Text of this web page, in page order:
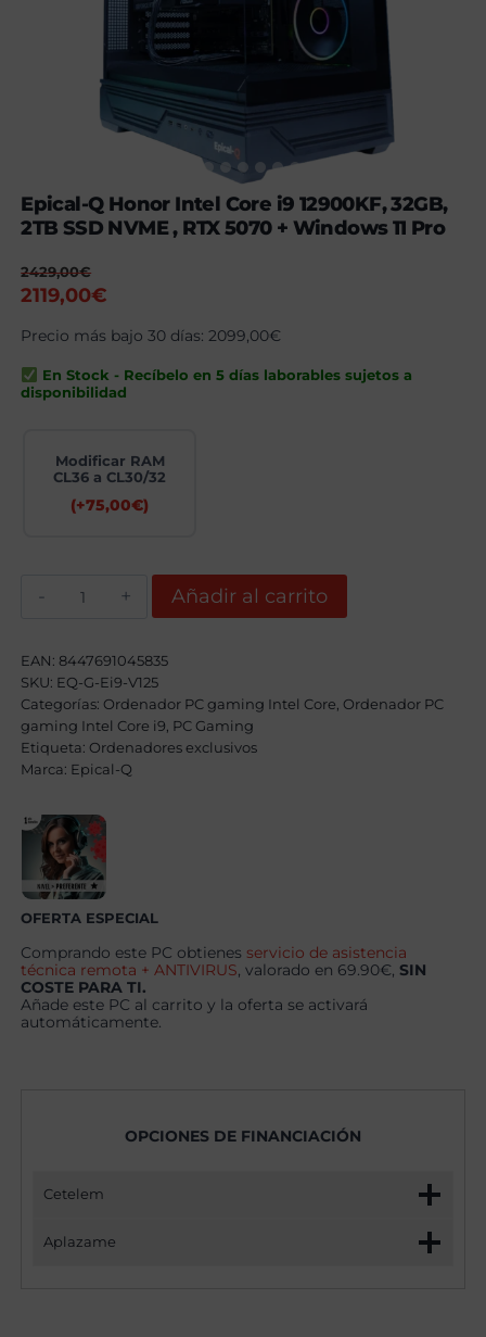
Epical-Q Honor Intel Core i9 12900KF, 32GB,
2TB SSD NVME , RTX 5070 + Windows 11 Pro
2429,00€
El
original
era:
2429,00€.
2119,00€
actual
es:
2119,00€.
Precio más bajo 30 días:2099,00€
En Stock - Recíbelo en 5 días laborables sujetos a
disponibilidad
Modificar RAM
CL36 a CL30/32
(+75,00€)
Core
i9
12900KF,
32GB,
2TB
SSD
NVME
,
+
Windows
11
Pro
cantidad
Añadir al carrito
EAN:8447691045835
SKU: EQ-G-Ei9-V125
Categorías: Ordenador PC gaming Intel Core Ordenador PC
gaming Intel Core i9 PC Gaming
Etiqueta: Ordenadores exclusivos
Marca: Epical-Q
OFERTA ESPECIAL
Comprando este PC obtienes servicio de asistencia
técnica remota + ANTIVIRUS , valorado en 69.90€,SIN
COSTE PARA TI.
Añade este PC al carrito y la oferta se activará
automáticamente.
OPCIONES DE FINANCIACIÓN
Cetelem
Aplazame